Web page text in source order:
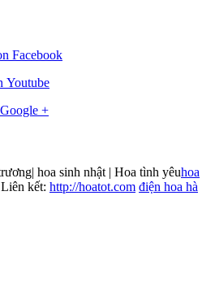
Facebook
Youtube
Google +
hoa sinh nhật | Hoa tình yêuhoa
Liên kết: http://hoatot.com điện hoa hà